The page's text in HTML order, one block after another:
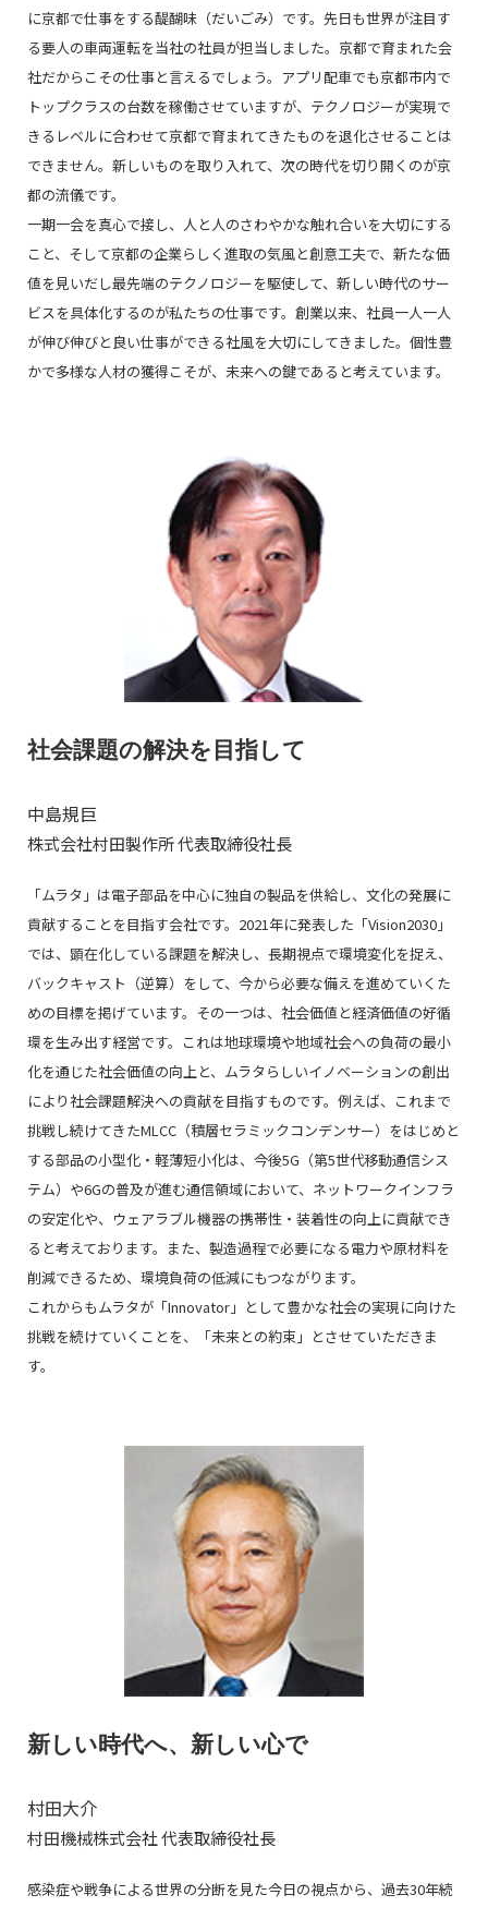
に京都で仕事をする醍醐味（だいごみ）です。先日も世界が注目す
る要人の車両運転を当社の社員が担当しました。京都で育まれた会
社だからこその仕事と言えるでしょう。アプリ配車でも京都市内で
トップクラスの台数を稼働させていますが、テクノロジーが実現で
きるレベルに合わせて京都で育まれてきたものを退化させることは
できません。新しいものを取り入れて、次の時代を切り開くのが京
都の流儀です。
一期一会を真心で接し、人と人のさわやかな触れ合いを大切にする
こと、そして京都の企業らしく進取の気風と創意工夫で、新たな価
値を見いだし最先端のテクノロジーを駆使して、新しい時代のサー
ビスを具体化するのが私たちの仕事です。創業以来、社員一人一人
が伸び伸びと良い仕事ができる社風を大切にしてきました。個性豊
かで多様な人材の獲得こそが、未来への鍵であると考えています。
社会課題の解決を目指して
中島規巨
株式会社村田製作所 代表取締役社長
「ムラタ」は電子部品を中心に独自の製品を供給し、文化の発展に
貢献することを目指す会社です。2021年に発表した「Vision2030」
では、顕在化している課題を解決し、長期視点で環境変化を捉え、
バックキャスト（逆算）をして、今から必要な備えを進めていくた
めの目標を掲げています。その一つは、社会価値と経済価値の好循
環を生み出す経営です。これは地球環境や地域社会への負荷の最小
化を通じた社会価値の向上と、ムラタらしいイノベーションの創出
により社会課題解決への貢献を目指すものです。例えば、これまで
挑戦し続けてきたMLCC（積層セラミックコンデンサー）をはじめと
する部品の小型化・軽薄短小化は、今後5G（第5世代移動通信シス
テム）や6Gの普及が進む通信領域において、ネットワークインフラ
の安定化や、ウェアラブル機器の携帯性・装着性の向上に貢献でき
ると考えております。また、製造過程で必要になる電力や原材料を
削減できるため、環境負荷の低減にもつながります。
これからもムラタが「Innovator」として豊かな社会の実現に向けた
挑戦を続けていくことを、「未来との約束」とさせていただきま
す。
新しい時代へ、新しい心で
村田大介
村田機械株式会社 代表取締役社長
感染症や戦争による世界の分断を見た今日の視点から、過去30年続